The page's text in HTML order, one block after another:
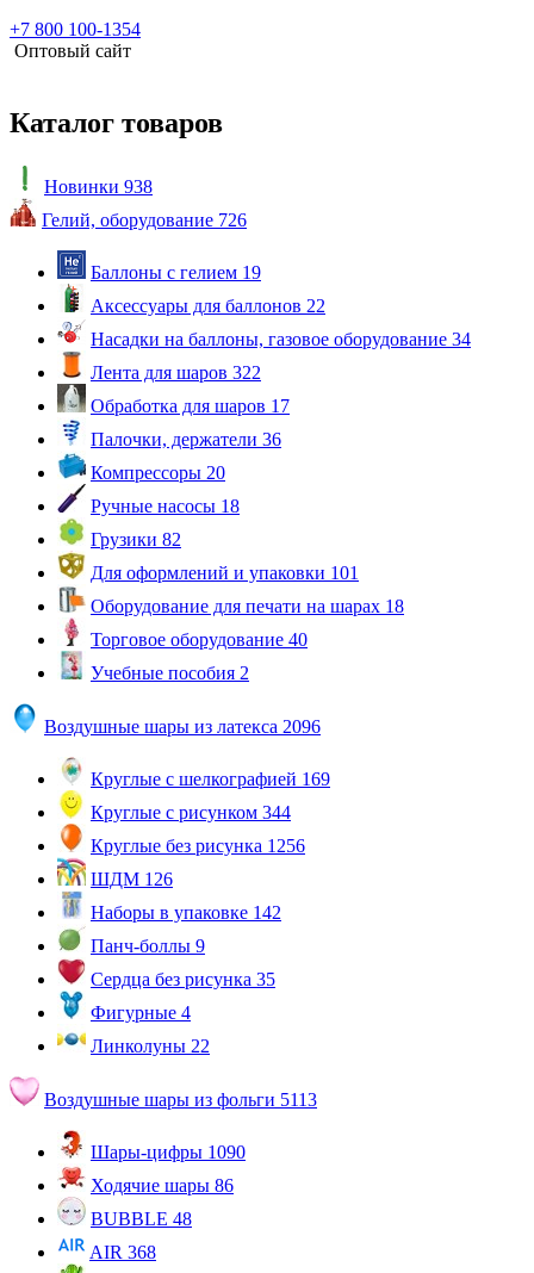
+7 800 100-1354
Оптовый сайт
Каталог товаров
Новинки 938
Гелий, оборудование 726
Баллоны с гелием 19
Аксессуары для баллонов 22
Насадки на баллоны, газовое оборудование 34
Лента для шаров 322
Обработка для шаров 17
Палочки, держатели 36
Компрессоры 20
Ручные насосы 18
Грузики 82
Для оформлений и упаковки 101
Оборудование для печати на шарах 18
Торговое оборудование 40
Учебные пособия 2
Воздушные шары из латекса 2096
Круглые с шелкографией 169
Круглые с рисунком 344
Круглые без рисунка 1256
ШДМ 126
Наборы в упаковке 142
Панч-боллы 9
Сердца без рисунка 35
Фигурные 4
Линколуны 22
Воздушные шары из фольги 5113
Шары-цифры 1090
Ходячие шары 86
BUBBLE 48
AIR 368